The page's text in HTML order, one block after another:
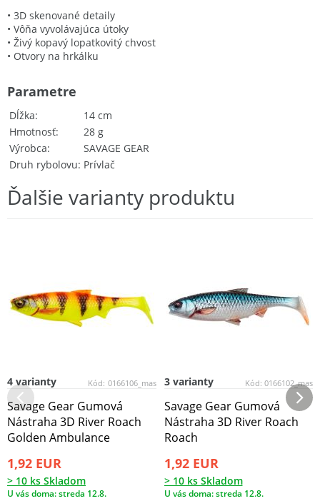
• 3D skenované detaily
• Vôňa vyvolávajúca útoky
• Živý kopavý lopatkovitý chvost
• Otvory na hrkálku
Dĺžka
14 cm
Hmotnosť
28 g
Výrobca
SAVAGE GEAR
Druh rybolovu Prívlač
Parametre
Ďalšie varianty produktu
Kód: 0166106_mas
4 varianty
Savage Gear Gumová
Nástraha 3D River Roach
Golden Ambulance
1,92 EUR
> 10 ks Skladom
U vás doma: streda 12.8.
Kód: 0166102_mas
3 varianty
Savage Gear Gumová
Nástraha 3D River Roach
Roach
1,92 EUR
> 10 ks Skladom
U vás doma: streda 12.8.